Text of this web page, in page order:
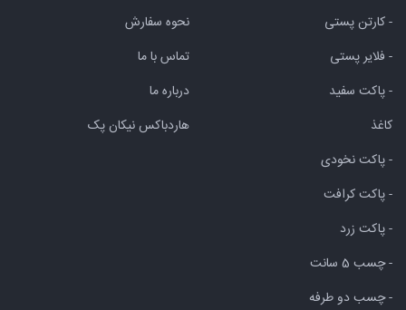
- کارتن پستی
- فلایر پستی
- پاکت سفید
کاغذ
- پاکت نخودی
- پاکت کرافت
- پاکت زرد
- چسب 5 سانت
- چسب دو طرفه
نحوه سفارش
تماس با ما
درباره ما
هاردباکس نیکان پک